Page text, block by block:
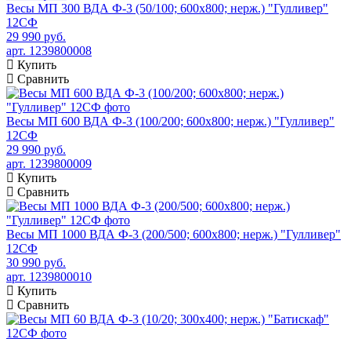
Весы МП 300 ВДА Ф-3 (50/100; 600х800; нерж.) "Гулливер"
12СФ
29 990 руб.
арт. 1239800008
Купить
Сравнить
Весы МП 600 ВДА Ф-3 (100/200; 600х800; нерж.) "Гулливер"
12СФ
29 990 руб.
арт. 1239800009
Купить
Сравнить
Весы МП 1000 ВДА Ф-3 (200/500; 600х800; нерж.) "Гулливер"
12СФ
30 990 руб.
арт. 1239800010
Купить
Сравнить